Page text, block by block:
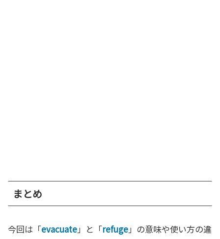
まとめ
今回は「evacuate」と「refuge」の意味や使い方の違